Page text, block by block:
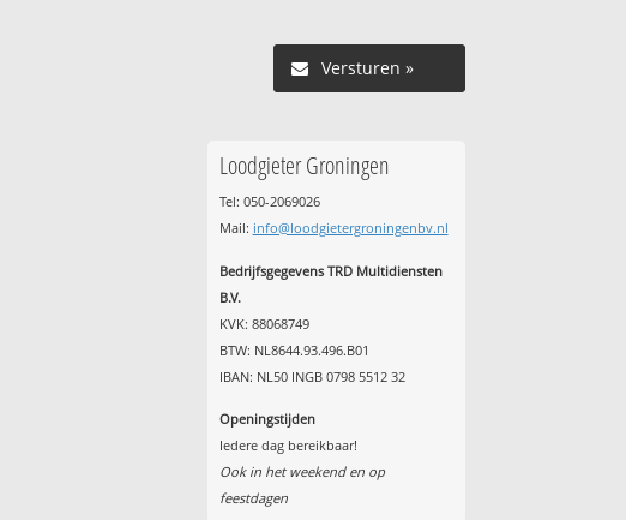
Versturen »
Loodgieter Groningen
Tel: 050-2069026
Mail: info@loodgietergroningenbv.nl
Bedrijfsgegevens TRD Multidiensten
B.V.
KVK: 88068749
BTW: NL8644.93.496.B01
IBAN: NL50 INGB 0798 5512 32
Openingstijden
Iedere dag bereikbaar!
Ook in het weekend en op
feestdagen